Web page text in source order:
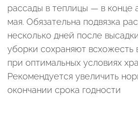
рассады в теплицы — в конце
мая. Обязательна подвязка
несколько дней после
уборки сохраняют всхожесть
при оптимальных условиях
Рекомендуется увеличить
окончании срока годности